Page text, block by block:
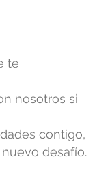
te
nosotros si
contigo,
desafío.